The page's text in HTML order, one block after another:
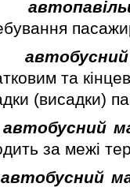
та
(висадки)
автобусний
за межi
автобусний